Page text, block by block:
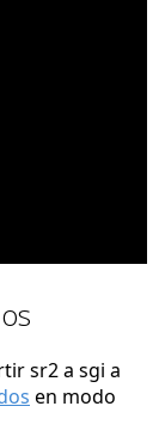
sr2 a sgi a
en modo